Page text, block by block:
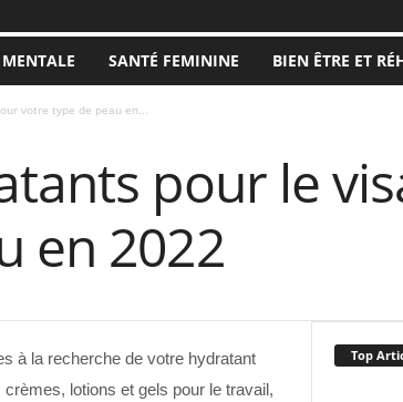
SANTÉ FEMININE BIEN ÊTRE ET
votre type de peau en...
pour le
en 2022
à la recherche de votre hydratant
lotions et gels pour le travail,
Top